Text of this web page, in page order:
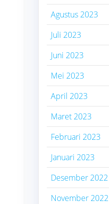
Agustus 2023
Juli 2023
Juni 2023
Mei 2023
April 2023
Maret 2023
Februari 2023
Januari 2023
Desember 2022
November 2022